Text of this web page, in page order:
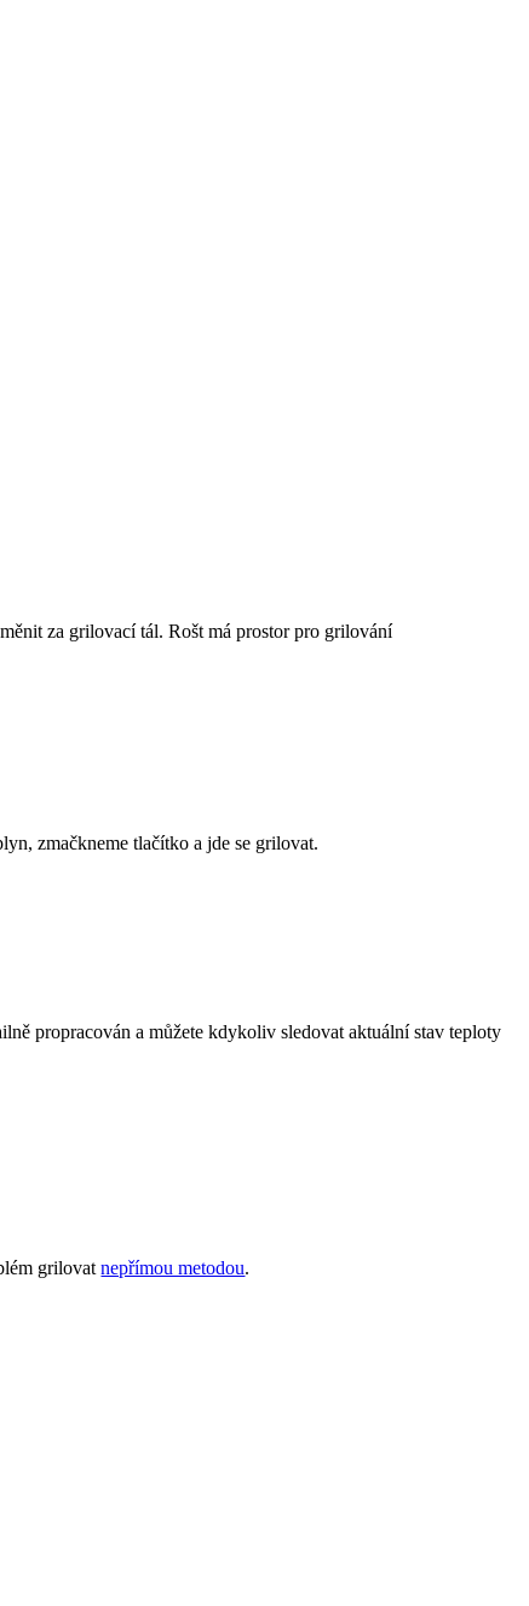
za grilovací tál. Rošt má prostor pro grilování
zmačkneme tlačítko a jde se grilovat.
propracován a můžete kdykoliv sledovat aktuální stav teploty
grilovatnepřímou metodou.